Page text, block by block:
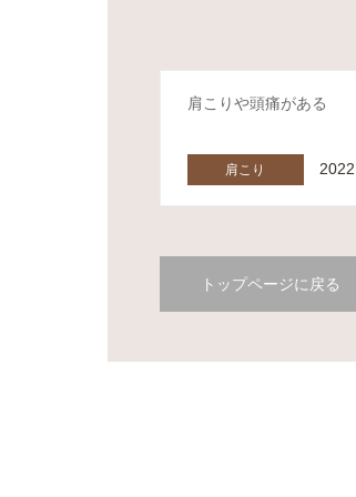
肩こりや頭痛がある
肩こり
トップページに戻る